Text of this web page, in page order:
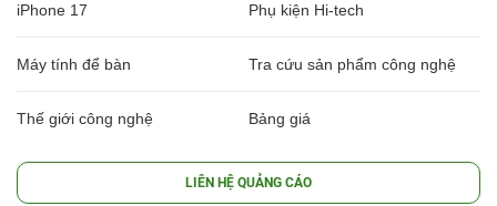
iPhone 17 Phụ kiện Hi-tech
Máy tính để bàn Tra cứu sản phẩm công nghệ
Thế giới công nghệ Bảng giá
LIÊN HỆ QUẢNG CÁO